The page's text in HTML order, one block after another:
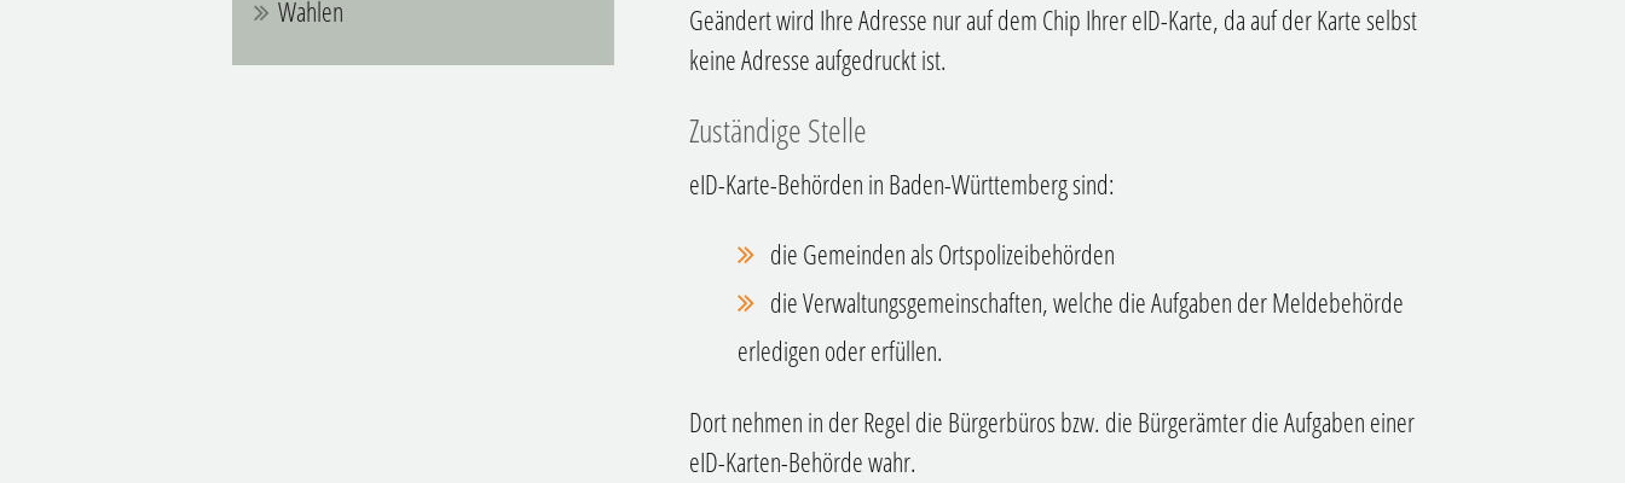
Wahlen
Geändert wird Ihre Adresse nur auf dem Chip Ihrer eID-Karte, da auf der Karte selbst
keine Adresse aufgedruckt ist.
Zuständige Stelle
eID-Karte-Behördenin Baden-Württemberg sind:
die Gemeinden als Ortspolizeibehörden
die Verwaltungsgemeinschaften,welche die Aufgaben der Meldebehörde
erledigen oder erfüllen.
Dort nehmen in der Regel die Bürgerbüros bzw. die Bürgerämter die Aufgaben einer
eID-Karten-Behörde wahr.